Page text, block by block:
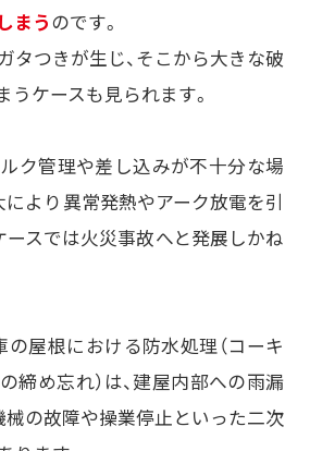
まうのです。
タつきが生じ、そこから大きな破
うケースも見られます。
ク管理や差し込みが不十分な場
により異常発熱やアーク放電を引
ースでは火災事故へと発展しかね
の屋根における防水処理（コーキ
締め忘れ）は、建屋内部への雨漏
械の故障や操業停止といった二次